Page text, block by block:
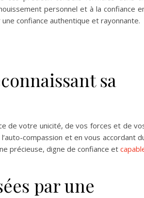
personnel et à la confiance
confiance authentique et rayonnante.
sa
de votre unicité, de vos forces et de
compassion et en vous accordant
précieuse, digne de confiance et
par une